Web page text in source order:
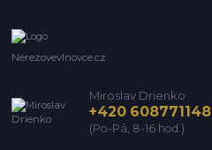
Nerezovevlnovce.cz
Miroslav Drienko
+420 608771148
(Po-Pá, 8-16 hod.)